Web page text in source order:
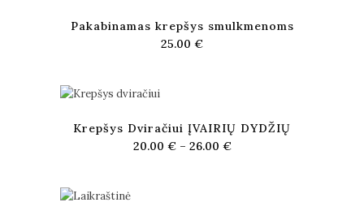
Pakabinamas krepšys smulkmenoms
25.00 €
Krepšys Dviračiui ĮVAIRIŲ DYDŽIŲ
20.00 €– 26.00 €